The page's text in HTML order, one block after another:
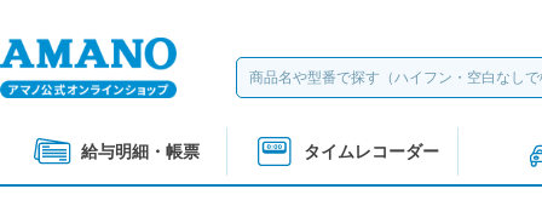
給与明細・帳票 タイムレコーダー